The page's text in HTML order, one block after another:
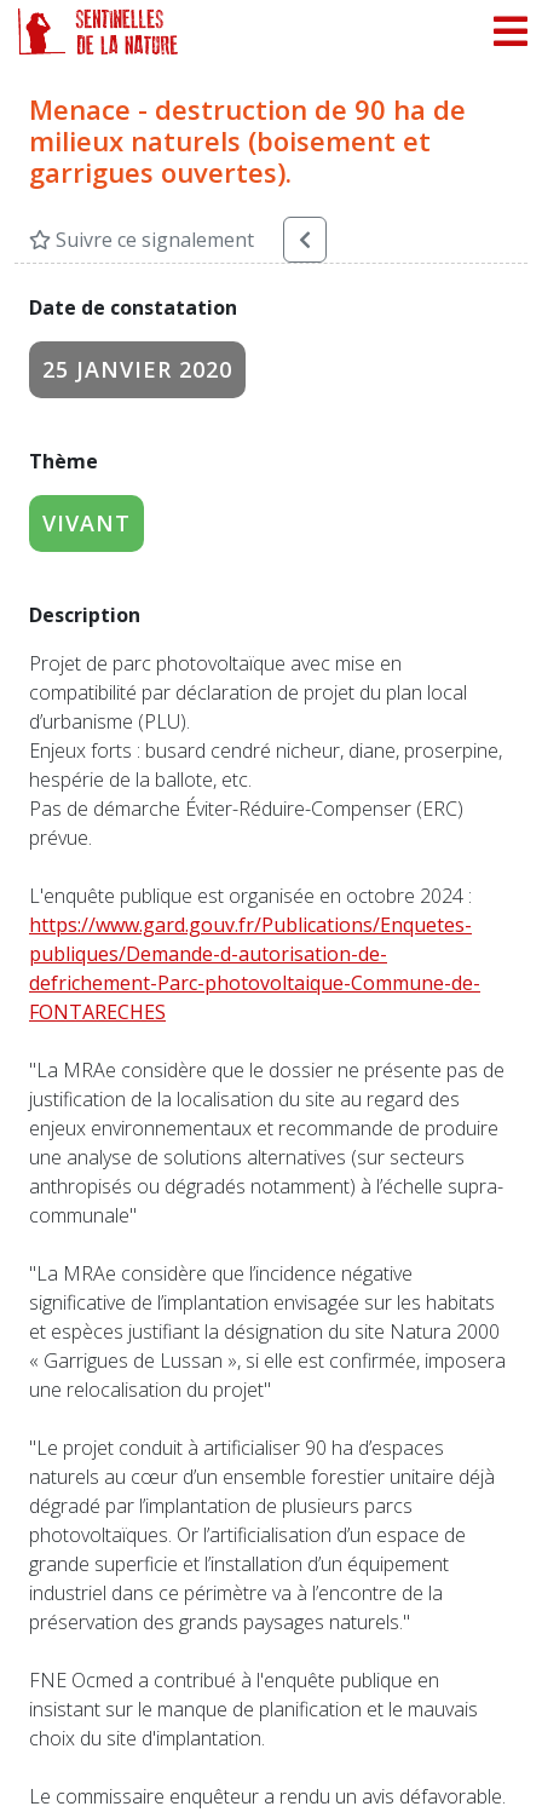
Menace - destruction de 90 ha de
milieux naturels (boisement et
garrigues ouvertes).
Suivre ce signalement
Date de constatation
25 JANVIER 2020
Thème
VIVANT
Description
Projet de parc photovoltaïque avec mise en
compatibilité par déclaration de projet du plan local
d’urbanisme (PLU).
Enjeux forts : busard cendré nicheur, diane, proserpine,
hespérie de la ballote, etc.
Pas de démarche Éviter-Réduire-Compenser (ERC)
prévue.
L'enquête publique est organisée en octobre 2024 :
https://www.gard.gouv.fr/Publications/Enquetes-
publiques/Demande-d-autorisation-de-
defrichement-Parc-photovoltaique-Commune-de-
FONTARECHES
"La MRAe considère que le dossier ne présente pas de
justification de la localisation du site au regard des
enjeux environnementaux et recommande de produire
une analyse de solutions alternatives (sur secteurs
anthropisés ou dégradés notamment) à l’échelle supra-
communale"
"La MRAe considère que l’incidence négative
significative de l’implantation envisagée sur les habitats
et espèces justifiant la désignation du site Natura 2000
« Garrigues de Lussan », si elle est confirmée, imposera
une relocalisation du projet"
"Le projet conduit à artificialiser 90 ha d’espaces
naturels au cœur d’un ensemble forestier unitaire déjà
dégradé par l’implantation de plusieurs parcs
photovoltaïques. Or l’artificialisation d’un espace de
grande superficie et l’installation d’un équipement
industriel dans ce périmètre va à l’encontre de la
préservation des grands paysages naturels."
FNE Ocmed a contribué à l'enquête publique en
insistant sur le manque de planification et le mauvais
choix du site d'implantation.
Le commissaire enquêteur a rendu un avis défavorable.
Panneau de gestion des cookies